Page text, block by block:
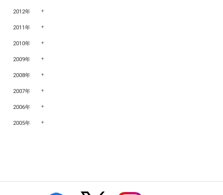
2012年
2011年
2010年
2009年
2008年
2007年
2006年
2005年